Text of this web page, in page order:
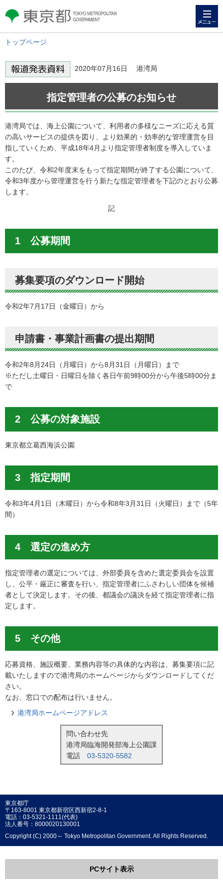
東京都 TOKYO METROPOLITAN
GOVERNMENT
トップページ
2020年07月16日 港湾局
指定管理者の公募のお知らせ
港湾局では、海上公園について、利用者の多様なニーズに応える質
の高いサービスの提供を図り、より効果的・効率的な管理運営を目
指していくため、平成18年4月より指定管理者制度を導入していま
す。
このたび、令和2年度末をもって指定期間が終了する公園について、
令和3年度から管理運営を行う新たな指定管理者を下記のとおり公募
します。
記
1 公募期間
募集要項のダウンロード開始
令和2年7月17日（金曜日）から
申請書・事業計画書の提出期間
令和2年8月24日（月曜日）から8月31日（月曜日）まで
※ただし土曜日・日曜日を除く各日午前9時00分から午後5時00分ま
で
2 公募の対象施設
東京都立葛西海浜公園
3 指定期間
令和3年4月1日（木曜日）から令和8年3月31日（火曜日）まで（5年
間）
4 選定の進め方
指定管理者の選定については、外部委員を含めた選定委員会を設置
し、公平・厳正に審査を行い、指定管理者にふさわしい団体を候補
者として決定します。その後、都議会の議決を経て指定管理者に指
定します。
5 その他
応募資格、施設概要、業務内容等の具体的な内容は、募集要項に記
載いたしますので港湾局のホームページからダウンロードしてくだ
さい。
なお、窓口での配布は行いません。
港湾局ホームページアドレス
問い合わせ先
港湾局臨海開発部海上公園課
電話 03-5320-5582
東京都庁
〒163-8001 東京都新宿区西新宿2-8-1
電話：03-5321-1111(代表)
法人番号：8000020130001
Copyright (C) 2000～ Tokyo Metropolitan Government. All Rights Reserved.
PCサイト表示